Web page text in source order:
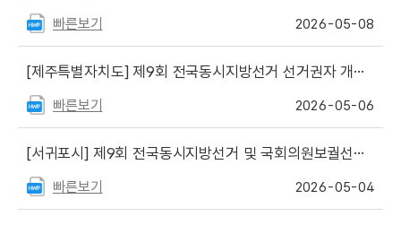
빠른보기 2026-05-08
[제주특별자치도] 제9회 전국동시지방선거 선거권자 개표참관인 신청 안내문
빠른보기 2026-05-06
[서귀포시] 제9회 전국동시지방선거 및 국회의원보궐선거 공정선거지원단 모집
빠른보기 2026-05-04